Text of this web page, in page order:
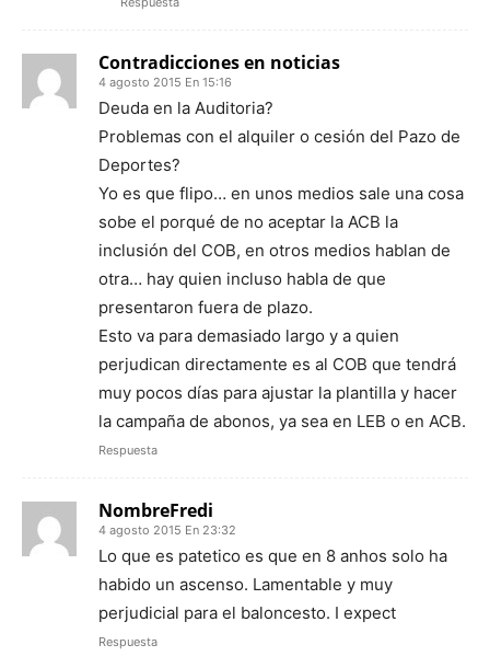
Contradicciones en noticias
4 agosto 2015 En 15:16
Deuda en la Auditoria?
Problemas con el alquiler o cesión del Pazo de
Deportes?
Yo es que flipo… en unos medios sale una cosa
sobe el porqué de no aceptar la ACB la
inclusión del COB, en otros medios hablan de
otra… hay quien incluso habla de que
presentaron fuera de plazo.
Esto va para demasiado largo y a quien
perjudican directamente es al COB que tendrá
muy pocos días para ajustar la plantilla y hacer
la campaña de abonos, ya sea en LEB o en ACB.
Respuesta
NombreFredi
4 agosto 2015 En 23:32
Lo que es patetico es que en 8 anhos solo ha
habido un ascenso. Lamentable y muy
perjudicial para el baloncesto. I expect
Respuesta